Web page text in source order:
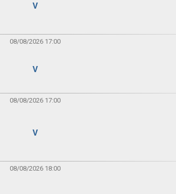
V
08/08/2026 17:00
V
08/08/2026 17:00
V
08/08/2026 18:00